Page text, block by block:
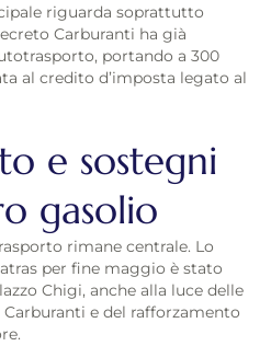
riguarda soprattutto
Carburanti ha già
portando a 300
al credito d’imposta legato al
e sostegni
gasolio
rimane centrale. Lo
per fine maggio è stato
Chigi, anche alla luce delle
e del rafforzamento